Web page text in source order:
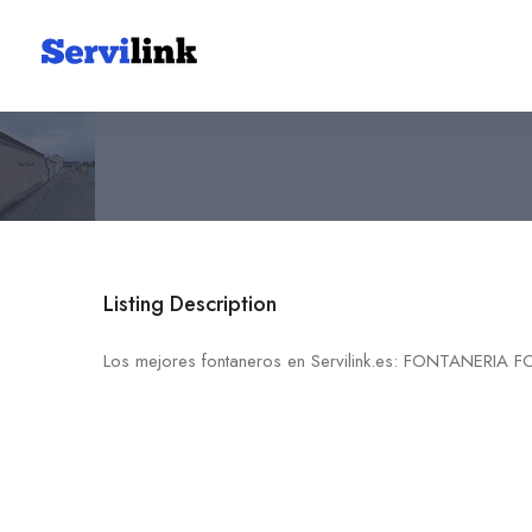
FONTANERIA
Listing Description
Los mejores fontaneros en Servilink.es: FONTANERIA